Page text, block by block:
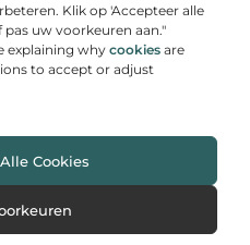
Klik op 'Accepteer alle
uw voorkeuren aan."
explaining why cookies are
to accept or adjust
Cookies
demonteren
Anniek kan je
de HP PageWide printer
uitkiezen
bij Van Loon Incasso